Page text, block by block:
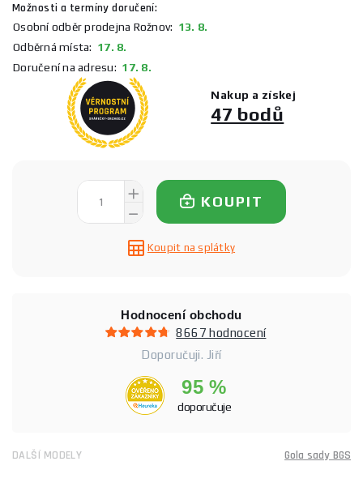
Možnosti a termíny doručení:
Osobní odběr prodejna Rožnov: 13. 8.
Odběrná místa: 17. 8.
Doručení na adresu: 17. 8.
Nakup a získej
47 bodů
KOUPIT
Koupit na splátky
Hodnocení obchodu
8667 hodnocení
Doporučuji. Jiří
95 %
doporučuje
DALŠÍ MODELY Gola sady BGS